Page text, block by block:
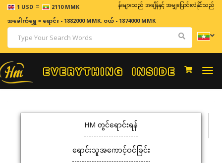
1 USD = 2110 MMK ဈေးနှုန်းများသည် အချိန်နှင့် အမျှပြောင်းလဲနိုင်သည်။
အခေါက်ရွှေ=ရောင်း - 1882000 MMK, ဝယ် - 1874000 MMK
HM တွင်ရောင်းရန်
ရောင်းသူအကောင့်ဝင်ခြင်း